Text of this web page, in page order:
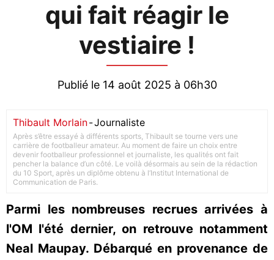
qui fait réagir le
vestiaire !
Publié le 14 août 2025 à 06h30
Thibault Morlain-Journaliste
Après s’être essayé à différents sports, Thibault se tourne vers une
carrière de footballeur amateur. Au moment de faire un choix entre
devenir footballeur professionnel et journaliste, les qualités ont fait
pencher la balance d’un côté. Le voilà désormais au sein de la rédaction
du 10 Sport, après un diplôme obtenu à l’Institut International de
Communication de Paris.
Parmi les nombreuses recrues arrivées à
l'OM l'été dernier, on retrouve notamment
Neal Maupay. Débarqué en provenance de